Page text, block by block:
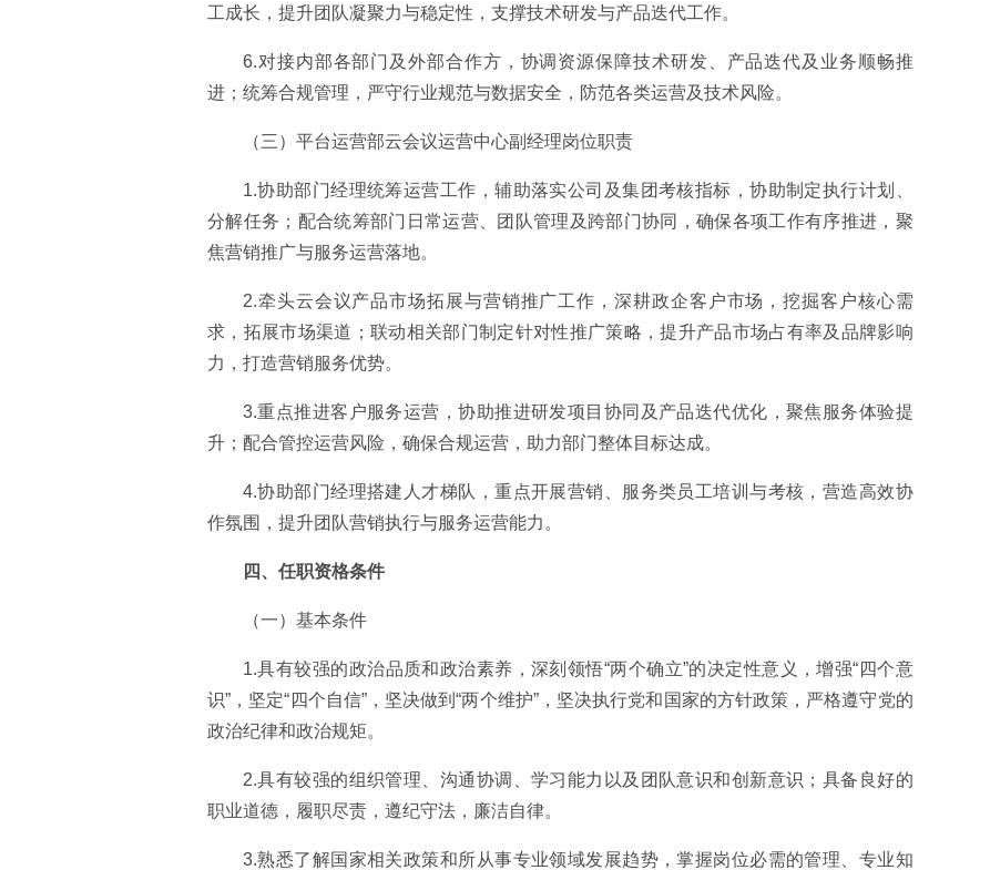
工成长，提升团队凝聚力与稳定性，支撑技术研发与产品迭代工作。
6.对接内部各部门及外部合作方，协调资源保障技术研发、产品迭代及业务顺畅推
进；统筹合规管理，严守行业规范与数据安全，防范各类运营及技术风险。
（三）平台运营部云会议运营中心副经理岗位职责
1.协助部门经理统筹运营工作，辅助落实公司及集团考核指标，协助制定执行计划、
分解任务；配合统筹部门日常运营、团队管理及跨部门协同，确保各项工作有序推进，聚
焦营销推广与服务运营落地。
2.牵头云会议产品市场拓展与营销推广工作，深耕政企客户市场，挖掘客户核心需
求，拓展市场渠道；联动相关部门制定针对性推广策略，提升产品市场占有率及品牌影响
力，打造营销服务优势。
3.重点推进客户服务运营，协助推进研发项目协同及产品迭代优化，聚焦服务体验提
升；配合管控运营风险，确保合规运营，助力部门整体目标达成。
4.协助部门经理搭建人才梯队，重点开展营销、服务类员工培训与考核，营造高效协
作氛围，提升团队营销执行与服务运营能力。
四、任职资格条件
（一）基本条件
1.具有较强的政治品质和政治素养，深刻领悟“两个确立”的决定性意义，增强“四个意
识”，坚定“四个自信”，坚决做到“两个维护”，坚决执行党和国家的方针政策，严格遵守党的
政治纪律和政治规矩。
2.具有较强的组织管理、沟通协调、学习能力以及团队意识和创新意识；具备良好的
职业道德，履职尽责，遵纪守法，廉洁自律。
3.熟悉了解国家相关政策和所从事专业领域发展趋势，掌握岗位必需的管理、专业知